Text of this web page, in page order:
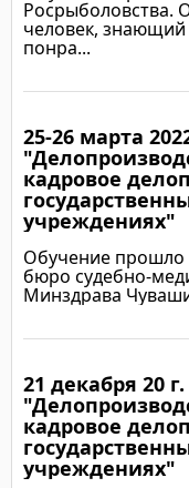
Росрыболовства.
человек,
понра...
25-26 марта
кадровое
учреждениях"
Обучение прошло
бюро судебно-
Минздрава
21 декабря 20
кадровое
учреждениях"